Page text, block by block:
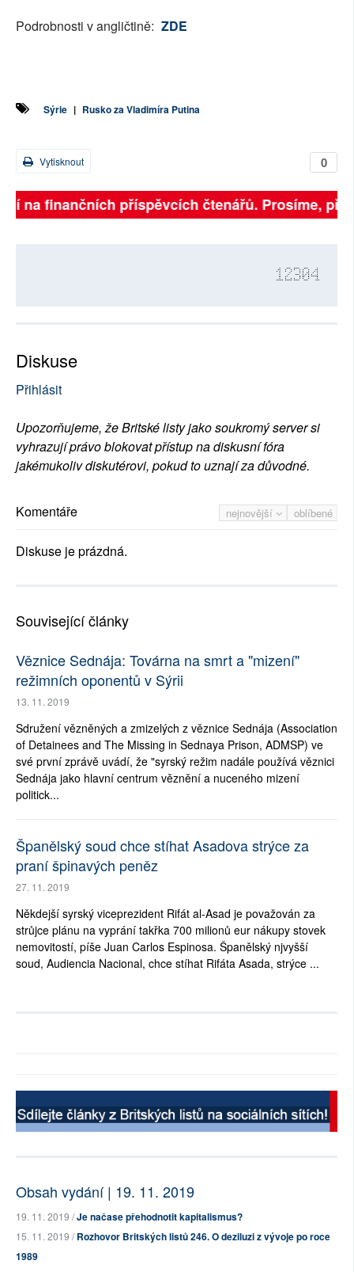
Podrobnosti v angličtině: ZDE
Sýrie | Rusko za Vladimíra Putina
0
Vytisknout
na finančních příspěvcích čtenářů. Prosíme,
12304
Diskuse
Přihlásit
Upozorňujeme, že Britské listy jako soukromý server si
vyhrazují právo blokovat přístup na diskusní fóra
jakémukoliv diskutérovi, pokud to uznají za důvodné.
nejnovější oblíbené
Komentáře
Diskuse je prázdná.
Související články
Věznice Sednája: Továrna na smrt a "mizení"
režimních oponentů v Sýrii
13. 11. 2019
Sdružení vězněných a zmizelých z věznice Sednája (Association
of Detainees and The Missing in Sednaya Prison, ADMSP) ve
své první zprávě uvádí, že "syrský režim nadále používá věznici
Sednája jako hlavní centrum věznění a nuceného mizení
politick...
Španělský soud chce stíhat Asadova strýce za
praní špinavých peněz
27. 11. 2019
Někdejší syrský viceprezident Rifát al-Asad je považován za
strůjce plánu na vyprání takřka 700 milionů eur nákupy stovek
nemovitostí, píše Juan Carlos Espinosa. Španělský njvyšší
soud, Audiencia Nacional, chce stíhat Rifáta Asada, strýce ...
Obsah vydání | 19. 11. 2019
19. 11. 2019 /Je načase přehodnotit kapitalismus?
15. 11. 2019 /Rozhovor Britských listů 246. O deziluzi z vývoje po roce
1989